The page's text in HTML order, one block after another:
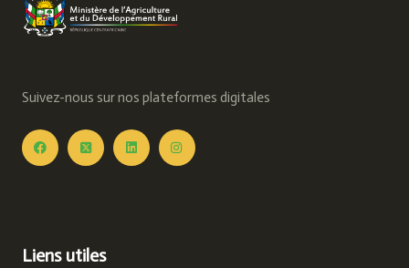
Suivez-nous sur nos plateformes digitales
Liens utiles